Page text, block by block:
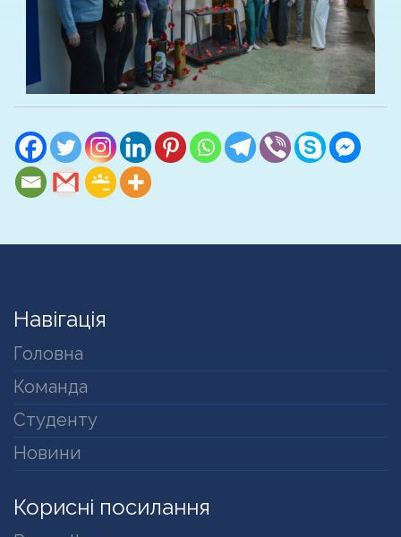
Навігація
Головна
Команда
Студенту
Новини
Корисні посилання